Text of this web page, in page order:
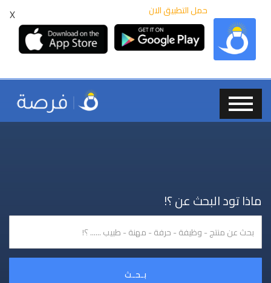
X حمل التطبيق الان
ماذا تود البحث عن ؟!
بـحـث